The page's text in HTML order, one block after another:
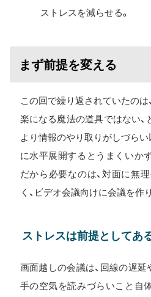
ストレスを減らせる。
まず前提を変える
この回で繰り返されていたのは
楽になる魔法の道具ではない、
より情報のやり取りがしづらい
に水平展開するとうまくいか
だから必要なのは、対面に無
く、ビデオ会議向けに会議を作
ストレスは前提としてあ
画面越しの会議は、回線の遅延
手の空気を読みづらいこと自